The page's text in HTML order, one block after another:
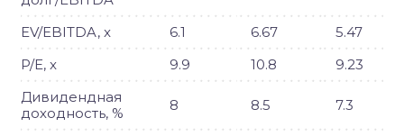
EV/EBITDA, x 6.1 6.67
5.47
P/E, x
9.9 10.8
9.23
Дивидендная
доходность, %
8 8.5 7.3